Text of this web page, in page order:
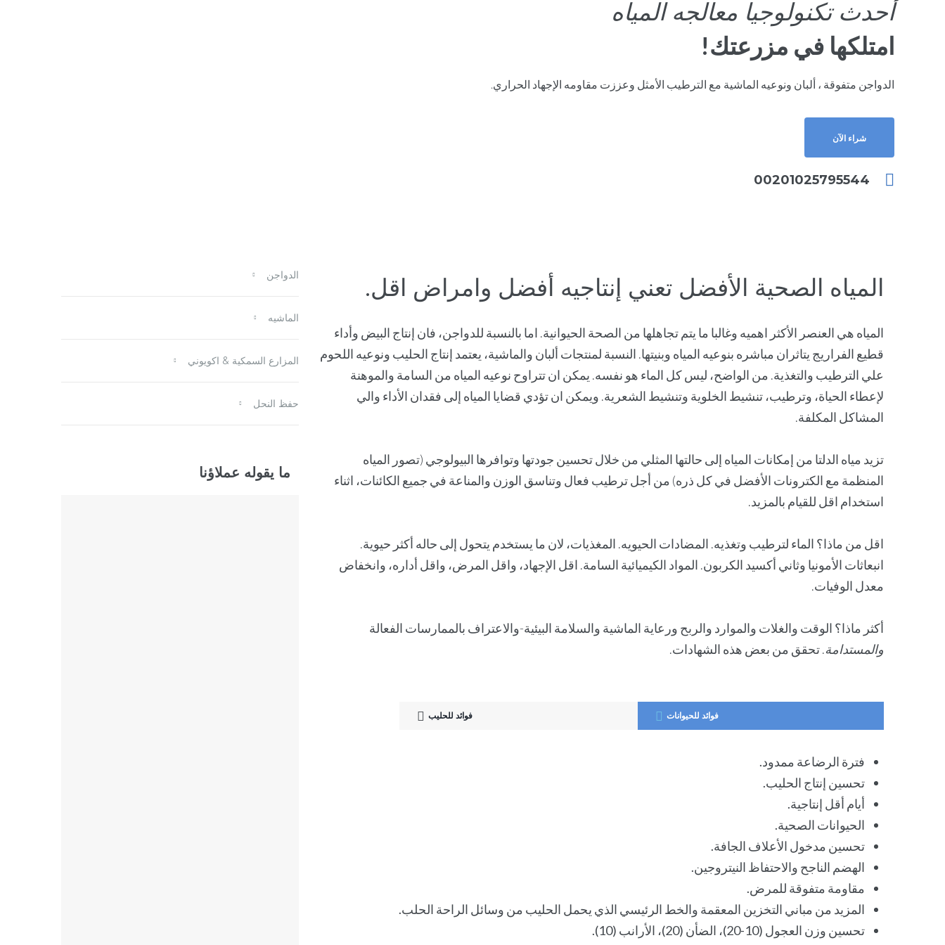
أحدث تكنولوجيا معالجه المياه
امتلكها في مزرعتك!
الدواجن متفوقة ، ألبان ونوعيه الماشية مع الترطيب الأمثل وعززت مقاومه الإجهاد الحراري.
شراء الآن
00201025795544
المياه الصحية الأفضل تعني إنتاجيه أفضل وامراض اقل.
المياه هي العنصر الأكثر اهميه وغالبا ما يتم تجاهلها من الصحة الحيوانية. اما بالنسبة للدواجن، فان إنتاج البيض وأداء
قطيع الفراريج يتاثران مباشره بنوعيه المياه وبنيتها. النسبة لمنتجات ألبان والماشية، يعتمد إنتاج الحليب ونوعيه اللحوم
علي الترطيب والتغذية. من الواضح، ليس كل الماء هو نفسه. يمكن ان تتراوح نوعيه المياه من السامة والموهنة
لإعطاء الحياة، وترطيب، تنشيط الخلوية وتنشيط الشعرية. ويمكن ان تؤدي قضايا المياه إلى فقدان الأداء والي
المشاكل المكلفة.
تزيد مياه الدلتا من إمكانات المياه إلى حالتها المثلي من خلال تحسين جودتها وتوافرها البيولوجي (تصور المياه
المنظمة مع الكترونات الأفضل في كل ذره) من أجل ترطيب فعال وتناسق الوزن والمناعة في جميع الكائنات، اثناء
استخدام اقل للقيام بالمزيد.
اقل من ماذا؟ الماء لترطيب وتغذيه. المضادات الحيويه. المغذيات، لان ما يستخدم يتحول إلى حاله أكثر حيوية.
انبعاثات الأمونيا وثاني أكسيد الكربون. المواد الكيميائية السامة. اقل الإجهاد، واقل المرض، واقل أداره، وانخفاض
معدل الوفيات.
أكثر ماذا؟ الوقت والغلات والموارد والربح ورعاية الماشية والسلامة البيئية-والاعتراف بالممارسات الفعالة
والمستدامة. تحقق من بعض هذه الشهادات.
فوائد للحيوانات فوائد للحليب
فترة الرضاعة ممدود.
تحسين إنتاج الحليب.
أيام أقل إنتاجية.
الحيوانات الصحية.
تحسين مدخول الأعلاف الجافة.
الهضم الناجح والاحتفاظ النيتروجين.
مقاومة متفوقة للمرض.
المزيد من مباني التخزين المعقمة والخط الرئيسي الذي يحمل الحليب من وسائل الراحة الحلب.
تحسين وزن العجول (10-20)، الضأن (20)، الأرانب (10).
الدواجن
الماشيه
المزارع السمكية & اكويوني
حفظ النحل
ما يقوله عملاؤنا